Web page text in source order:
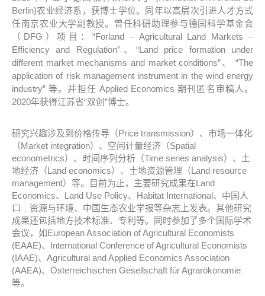
Berlin)农业经济系，获博士学位。同年以高层次引进人才方式
任南京农业大学副教授。
曾任科研助理参与德国科学基金会
（ DFG ）项目： “Forland – Agricultural Land Markets –
Efficiency and Regulation”、“Land price formation under
different market mechanisms and market conditions”、
“The
application of risk management instrument in the wind energy
industry”等。并担任 Applied Economics 期刊匿名审稿人。
2020年获得江苏省“双创”博士。
研究兴趣涉及到价格传导（Price transmission）、市场一体化
（Market integration）、空间计量经济（Spatial
econometrics）、时间序列分析（Time series analysis）、土
地经济（Land economics）、土地资源管理（Land resource
management）等。
目前为止，主要研究成果在Land
Economics、 Land Use Policy、 Habitat International、中国人
口﹒资源与环境、中国生态农业学报等杂志上发表。其他研究
成果还包括地方技术标准、专利等。同时参加了多个国际学术
会议，如European Association of Agricultural Economists
(EAAE)、International Conference of Agricultural Economists
(IAAE)、Agricultural and Applied Economics Association
(AAEA)、 Österreichischen Gesellschaft für Agrarökonomie
等。